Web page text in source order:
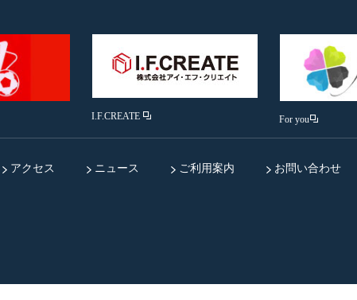
I.F.CREATE For you
アクセス ニュース ご利用案内 お問い合わせ